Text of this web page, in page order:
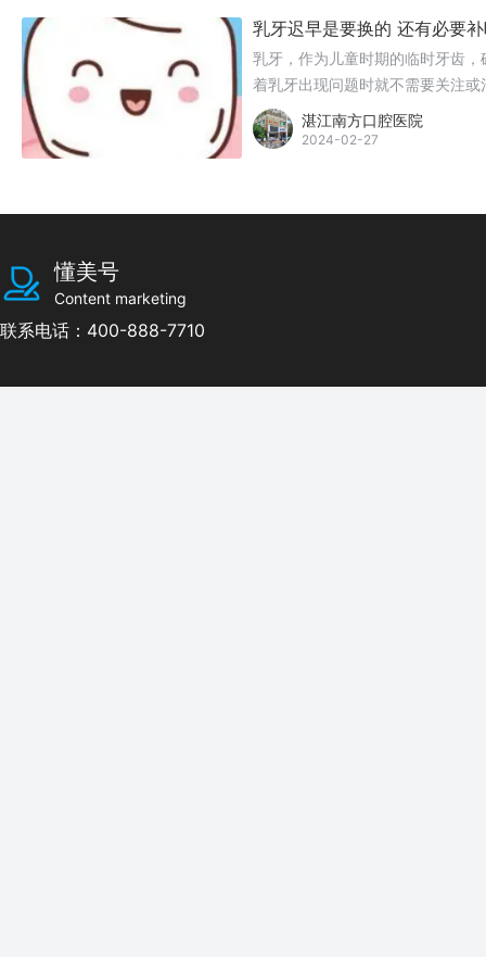
乳牙迟早是要换的 还有必要
乳牙，作为儿童时期的临时牙齿
着乳牙出现问题时就不需要关注
健康、营养摄入以及未来的恒牙发
湛江南方口腔医院
2024-02-27
懂美号
Content marketing
联系电话：400-888-7710